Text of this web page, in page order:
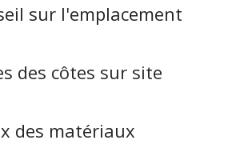
sur l'emplacement
des côtes sur site
des matériaux